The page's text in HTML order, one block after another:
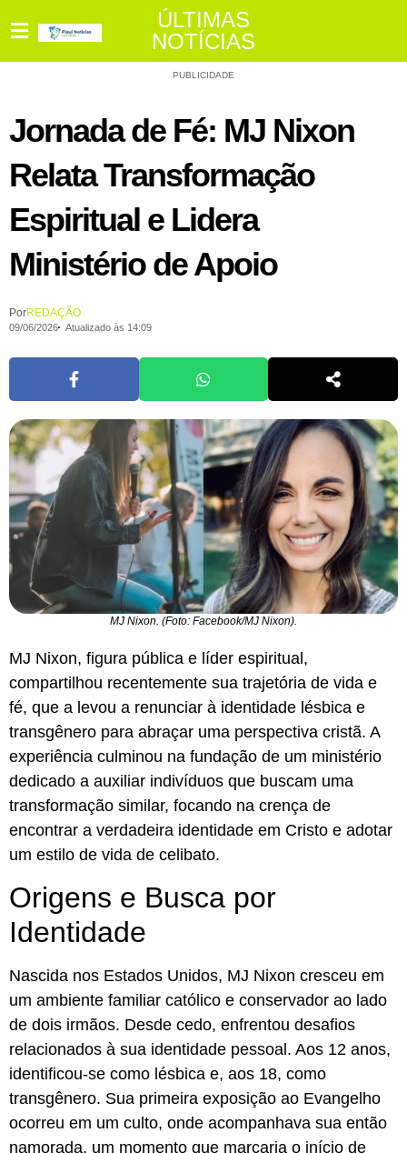
ÚLTIMAS
NOTÍCIAS
PUBLICIDADE
Jornada de Fé: MJ Nixon
Relata Transformação
Espiritual e Lidera
Ministério de Apoio
PorREDAÇÃO
09/06/2026 Atualizado às 14:09
MJ Nixon. (Foto: Facebook/MJ Nixon).
MJ Nixon, figura pública e líder espiritual,
compartilhou recentemente sua trajetória de vida e
fé, que a levou a renunciar à identidade lésbica e
transgênero para abraçar uma perspectiva cristã. A
experiência culminou na fundação de um ministério
dedicado a auxiliar indivíduos que buscam uma
transformação similar, focando na crença de
encontrar a verdadeira identidade em Cristo e adotar
um estilo de vida de celibato.
Origens e Busca por
Identidade
Nascida nos Estados Unidos, MJ Nixon cresceu em
um ambiente familiar católico e conservador ao lado
de dois irmãos. Desde cedo, enfrentou desafios
relacionados à sua identidade pessoal. Aos 12 anos,
identificou-se como lésbica e, aos 18, como
transgênero. Sua primeira exposição ao Evangelho
ocorreu em um culto, onde acompanhava sua então
namorada, um momento que marcaria o início de